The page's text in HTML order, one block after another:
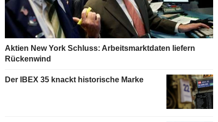
Aktien New York Schluss: Arbeitsmarktdaten liefern
Rückenwind
Der IBEX 35 knackt historische Marke